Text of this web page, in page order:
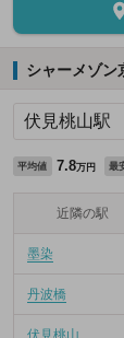
シャーメゾン
平均値 7.8万円 最
近隣の駅
墨染
丹波橋
伏見桃山